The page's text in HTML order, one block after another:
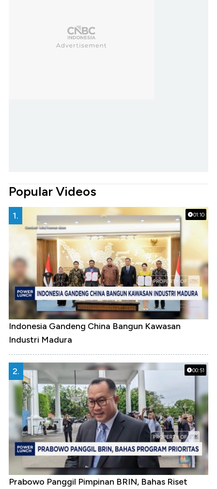
Popular Videos
01:10
1.
Indonesia Gandeng China Bangun Kawasan
Industri Madura
00:51
2.
Prabowo Panggil Pimpinan BRIN, Bahas Riset